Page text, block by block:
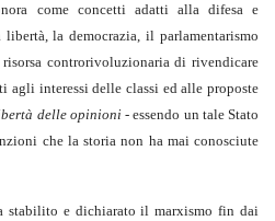
come concetti adatti alla difesa e
la democrazia, il parlamentarismo
controrivoluzionaria di rivendicare
agli interessi delle classi ed alle proposte
delle opinioni - essendo un tale Stato
che la storia non ha mai conosciute
stabilito e dichiarato il marxismo fin dai